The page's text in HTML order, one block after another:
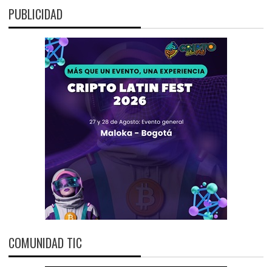
PUBLICIDAD
COMUNIDAD TIC